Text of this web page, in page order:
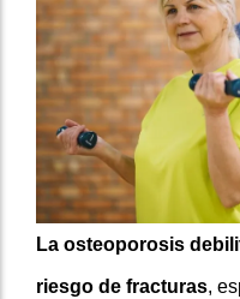
La osteoporosis
riesgo de fracturas,